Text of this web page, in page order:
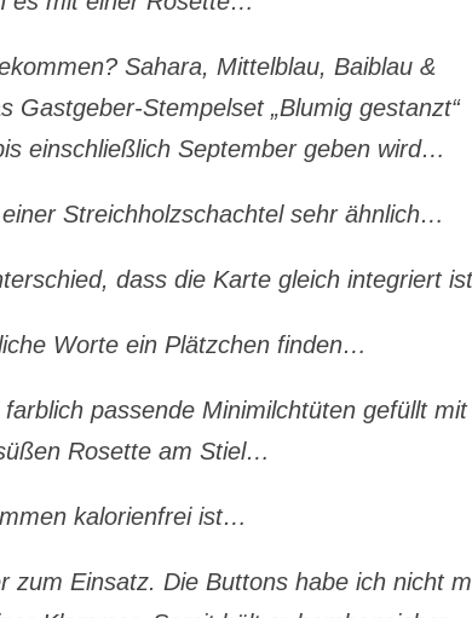
Sahara, Mittelblau, Baiblau &
Gastgeber-Stempelset „Blumig gestanzt“
einschließlich September geben wird…
Streichholzschachtel sehr ähnlich…
dass die Karte gleich integriert
Worte ein Plätzchen finden…
passende Minimilchtüten gefüllt mit
Rosette am Stiel…
kalorienfrei ist…
zum Einsatz. Die Buttons habe ich nicht